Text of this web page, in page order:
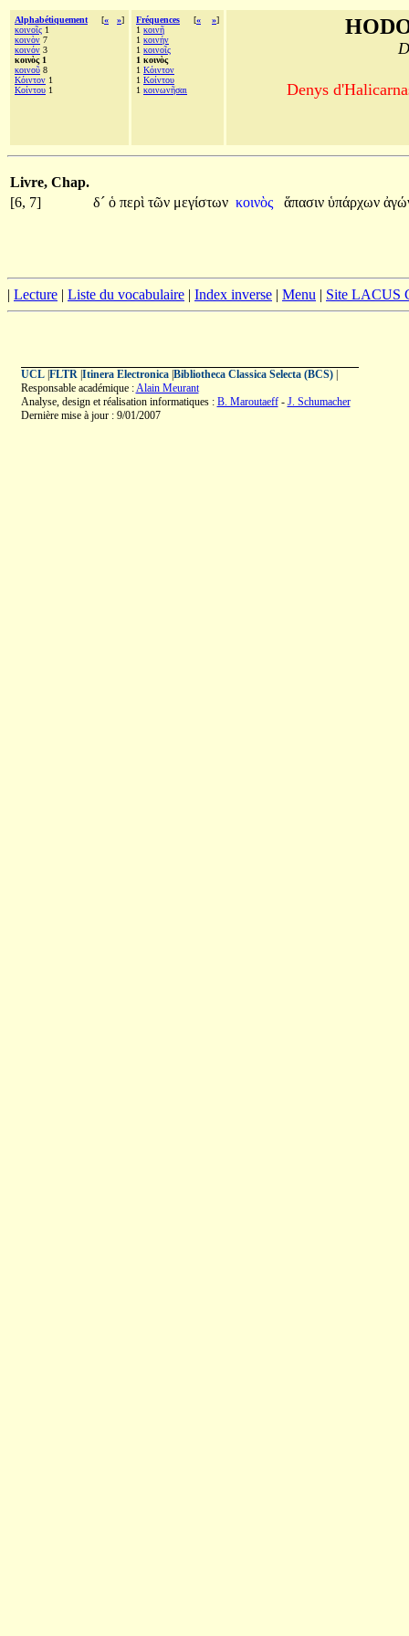
Alphabétiquement [« »]
κοινοῖς 1
κοινὸν 7
κοινόν 3
κοινὸς 1
κοινοῦ 8
Κόιντον 1
Κοίντου 1
Fréquences [« »]
1 κοινῆ
1 κοινήν
1 κοινοῖς
1 κοινὸς
1 Κόιντον
1 Κοίντου
1 κοινωνῆσαι Denys
Livre, Chap.
[6, 7]
δ´ ὁ περὶ τῶν μεγίστων κοινὸς ἅπασιν ὑπάρχων
| Lecture | Liste du vocabulaire | Index inverse | Menu | Site LACUS
UCL| FLTR| Itinera Electronica| Bibliotheca Classica Selecta (BCS)|
Responsable académique :Alain Meurant
Analyse, design et réalisation informatiques : B. Maroutaeff- J. Schumacher
Dernière mise à jour : 9/01/2007